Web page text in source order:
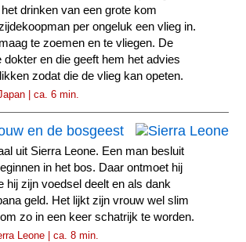
drinken van een grote kom
per ongeluk een vlieg in.
te zoemen en te vliegen. De
dokter en die geeft hem het advies
zodat die de vlieg kan opeten.
| ca. 6 min.
en de bosgeest
uit Sierra Leone. Een man besluit
in het bos. Daar ontmoet hij
hij zijn voedsel deelt en als dank
geld. Het lijkt zijn vrouw wel slim
zo in een keer schatrijk te worden.
Leone | ca. 8 min.